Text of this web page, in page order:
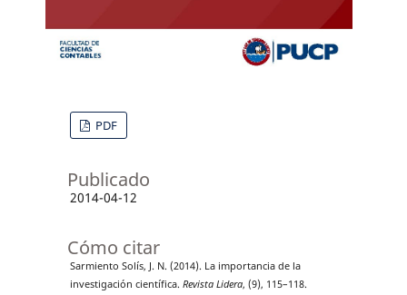
PDF
Publicado
2014-04-12
Cómo citar
Sarmiento Solís, J. N. (2014). La importancia de la
investigación científica. Revista Lidera, (9), 115–118.